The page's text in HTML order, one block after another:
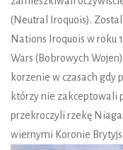
(Neutral Iroquois).
Nations Iroquois w roku
Wars (Bobrowych
korzenie w czasach gdy
którzy nie zakceptowali
przekroczyli rzekę
wiernymi Koronie